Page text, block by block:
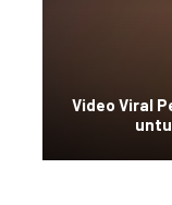
Video Viral